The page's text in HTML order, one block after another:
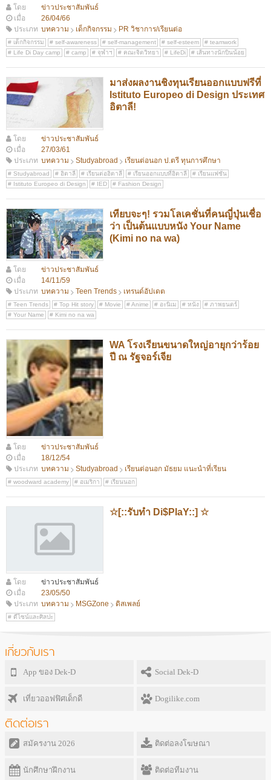
โดย
ข่าวประชาสัมพันธ์
เมื่อ
26/04/66
ประเภท บทความ เด็กกิจกรรม PR วิชาการ/เรียนต่อ
เด็กกิจกรรม self-awareness self-management self-esteem
teamwork
Life Di Day camp
camp จุฬาฯ คณะจิตวิทยา LifeDi เส้นทางนักบินน้อย
มาส่งผลงานชิงทุนเรียนออกแบบฟรีที่
Istituto Europeo di Design ประเทศ
อิตาลี!
โดย
ข่าวประชาสัมพันธ์
เมื่อ
27/03/61
ประเภท บทความ Studyabroad เรียนต่อนอก ป.ตรี ทุนการศึกษา
Studyabroad อิตาลี เรียนต่ออิตาลี เรียนออกแบบที่อิตาลี
เรียนแฟชั่น
Istituto Europeo di Design
IED Fashion Design
เทียบจะๆ! รวมโลเคชั่นที่คนญี่ปุ่นเชื่อ
ว่า เป็นต้นแบบหนัง Your Name
(Kimi no na wa)
โดย
ข่าวประชาสัมพันธ์
เมื่อ
14/11/59
ประเภท บทความ Teen Trends เทรนด์อัปเดต
Teen Trends Top Hit story Movie Anime อะนิเม หนัง
ภาพยนตร์
Your Name
Kimi no na wa
WA โรงเรียนขนาดใหญ่อายุกว่าร้อย
ปี ณ รัฐจอร์เจีย
โดย
ข่าวประชาสัมพันธ์
เมื่อ
18/12/54
ประเภท บทความ Studyabroad เรียนต่อนอก มัธยม แนะนำที่เรียน
woodward academy อเมริกา เรียนนอก
☆[::รับทำ Di$PlaY::] ☆
โดย
ข่าวประชาสัมพันธ์
เมื่อ
23/05/50
ประเภท บทความ MSGZone ดิสเพลย์
ดีไซน์และศิลปะ
เกี่ยวกับเรา
App ของ Dek-D Social Dek-D
เที่ยวออฟฟิศเด็กดี Dogilike.com
ติดต่อเรา
สมัครงาน 2026 ติดต่อลงโฆษณา
นักศึกษาฝึกงาน ติดต่อทีมงาน